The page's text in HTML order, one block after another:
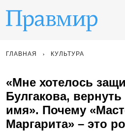
ГЛАВНАЯ КУЛЬТУРА
«Мне хотелось
Булгакова,
имя». Почему
Маргарита» – это